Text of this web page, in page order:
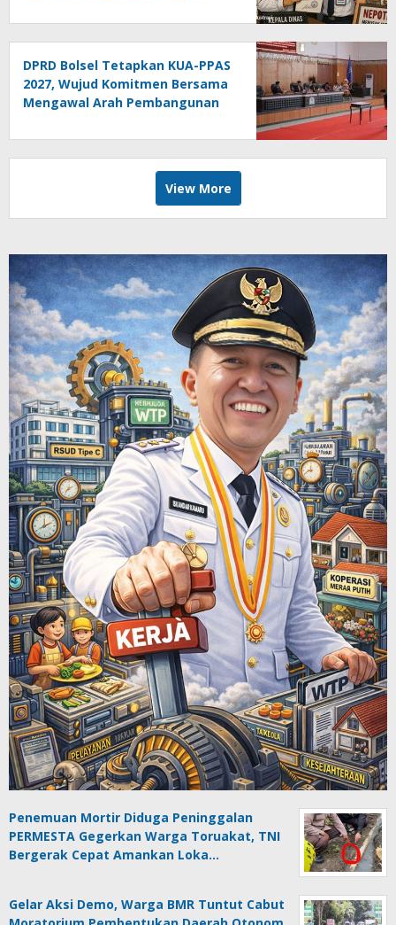
DPRD Bolsel Tetapkan KUA-PPAS
2027, Wujud Komitmen Bersama
Mengawal Arah Pembangunan
View More
Penemuan Mortir Diduga Peninggalan
PERMESTA Gegerkan Warga Toruakat, TNI
Bergerak Cepat Amankan Loka…
Gelar Aksi Demo, Warga BMR Tuntut Cabut